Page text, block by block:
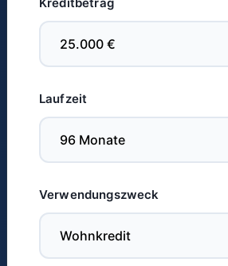
Kreditbetrag
Laufzeit
Verwendungszweck